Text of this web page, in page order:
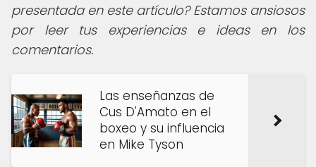
presentada en este artículo? Estamos ansiosos
por leer tus experiencias e ideas en los
comentarios.
Las enseñanzas de
Cus D'Amato en el
boxeo y su influencia
en Mike Tyson